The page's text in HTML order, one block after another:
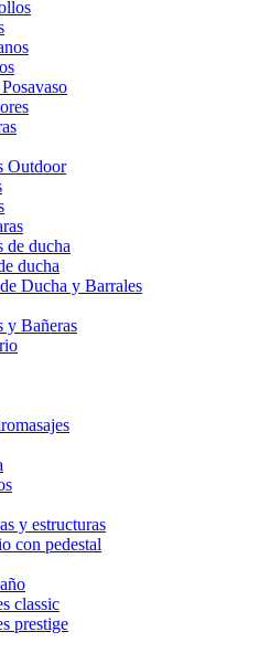
Outdoor
de ducha
ducha
Ducha y Barrales
y Bañeras
y estructuras
con pedestal
classic
prestige